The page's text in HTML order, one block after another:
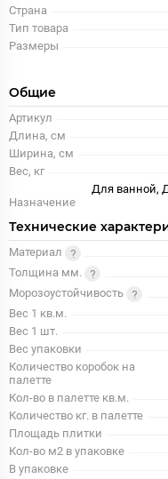
Страна
Тип товара
Размеры
Общие
Артикул
Длина, см
Ширина, см
Вес, кг
Назначение
Для ванной,
Технические
Материал
Толщина мм.
Морозоустойчивость
Вес 1 кв.м.
Вес 1 шт.
Вес упаковки
Количество коробок на
палетте
Кол-во в палетте кв.м.
Количество кг. в палетте
Площадь плитки
Кол-во м2 в упаковке
В упаковке